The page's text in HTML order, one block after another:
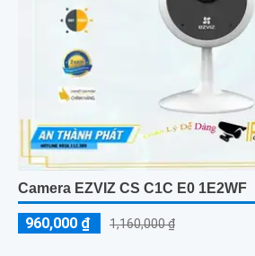
Camera EZVIZ CS C1C E0 1E2WF
960,000 ₫ 1,160,000 ₫